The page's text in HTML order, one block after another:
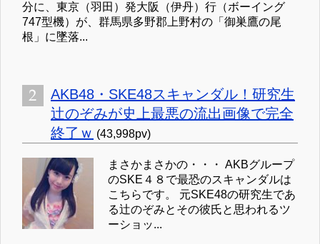
分に、東京（羽田）発大阪（伊丹）行（ボーイング
747型機）が、群馬県多野郡上野村の「御巣鷹の尾
根」に墜落...
AKB48・SKE48スキャンダル！研究生
辻のぞみが史上最悪の流出画像で完全
終了ｗ (43,998pv)
まさかまさかの・・・ AKBグループ
のSKE４８で最恐のスキャンダルは
こちらです。 元SKE48の研究生であ
る辻のぞみとその彼氏と思われるツ
ーショッ...